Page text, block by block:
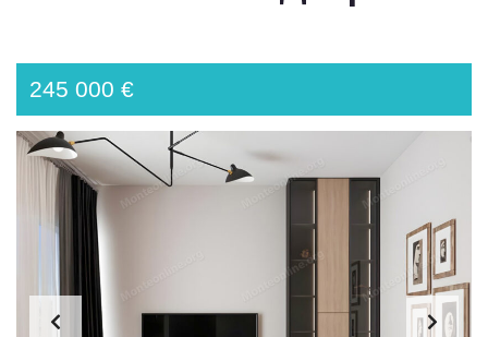
245 000 €